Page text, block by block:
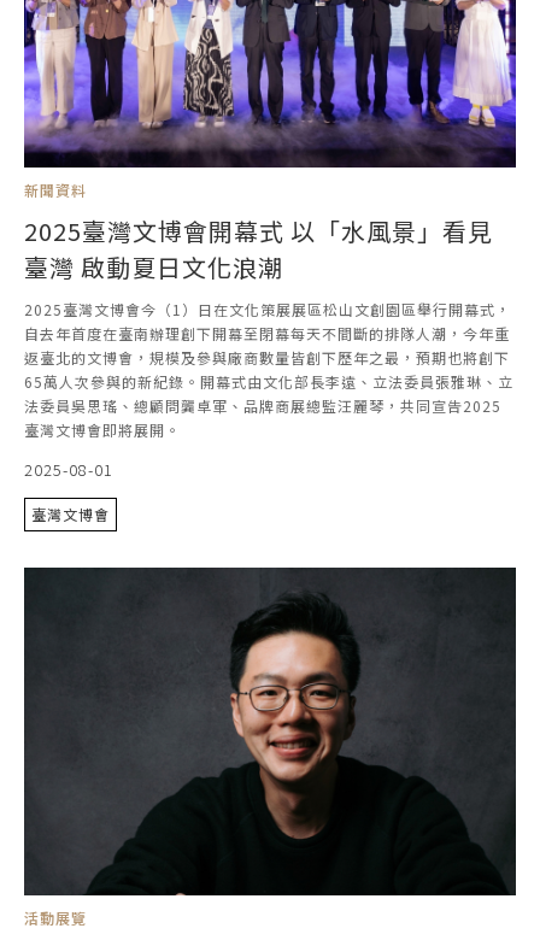
新聞資料
2025臺灣文博會開幕式 以「水風景」看見
臺灣 啟動夏日文化浪潮
2025臺灣文博會今（1）日在文化策展展區松山文創園區舉行開幕式，
自去年首度在臺南辦理創下開幕至閉幕每天不間斷的排隊人潮，今年重
返臺北的文博會，規模及參與廠商數量皆創下歷年之最，預期也將創下
65萬人次參與的新紀錄。開幕式由文化部長李遠、立法委員張雅琳、立
法委員吳思瑤、總顧問龔卓軍、品牌商展總監汪麗琴，共同宣告2025
臺灣文博會即將展開。
2025-08-01
臺灣文博會
活動展覽